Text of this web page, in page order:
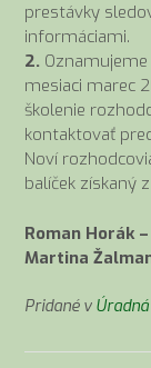
prestávky
informáciami.
2.
mesiaci marec
školenie
kontaktovať
Noví
balíček získaný
Roman Horák
Martina
Pridané v